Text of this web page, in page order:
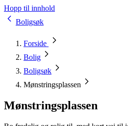
Hopp til innhold
Boligsøk
Forside
Bolig
Boligsøk
Mønstringsplassen
Mønstringsplassen